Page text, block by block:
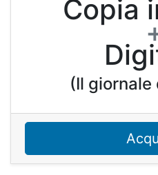
Copia
(Il giornale